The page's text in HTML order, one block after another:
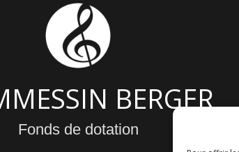
BERGER
Fonds de dotation